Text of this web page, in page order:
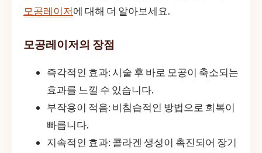
모공레이저에 대해 더 알아보세요.
모공레이저의 장점
즉각적인 효과: 시술 후 바로 모공이 축소되는
효과를 느낄 수 있습니다.
부작용이 적음: 비침습적인 방법으로 회복이
빠릅니다.
지속적인 효과: 콜라겐 생성이 촉진되어 장기